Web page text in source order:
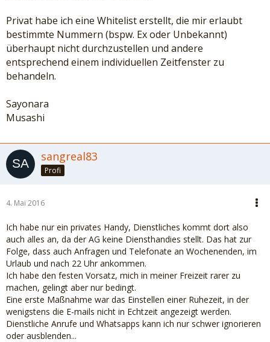
Privat habe ich eine Whitelist erstellt, die mir erlaubt
bestimmte Nummern (bspw. Ex oder Unbekannt)
überhaupt nicht durchzustellen und andere
entsprechend einem individuellen Zeitfenster zu
behandeln.
Sayonara
Musashi
sangreal83
Profi
4. Mai 2016
Ich habe nur ein privates Handy, Dienstliches kommt dort also
auch alles an, da der AG keine Diensthandies stellt. Das hat zur
Folge, dass auch Anfragen und Telefonate an Wochenenden, im
Urlaub und nach 22 Uhr ankommen.
Ich habe den festen Vorsatz, mich in meiner Freizeit rarer zu
machen, gelingt aber nur bedingt.
Eine erste Maßnahme war das Einstellen einer Ruhezeit, in der
wenigstens die E-mails nicht in Echtzeit angezeigt werden.
Dienstliche Anrufe und Whatsapps kann ich nur schwer ignorieren
oder ausblenden...